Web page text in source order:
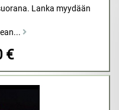
Lanka myydään
€